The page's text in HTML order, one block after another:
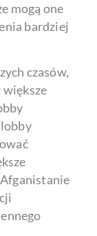
mogą one
bardziej
czasów,
większe